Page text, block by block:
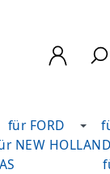
für FORD
NEW HOLLAND